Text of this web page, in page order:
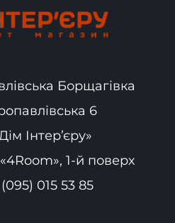
Борщагівка
6
Інтер’єру»
1-й поверх
015 53 85